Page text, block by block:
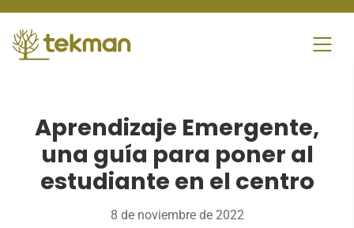
content
Aprendizaje Emergente,
una guía para poner al
estudiante en el centro
8 de noviembre de 2022